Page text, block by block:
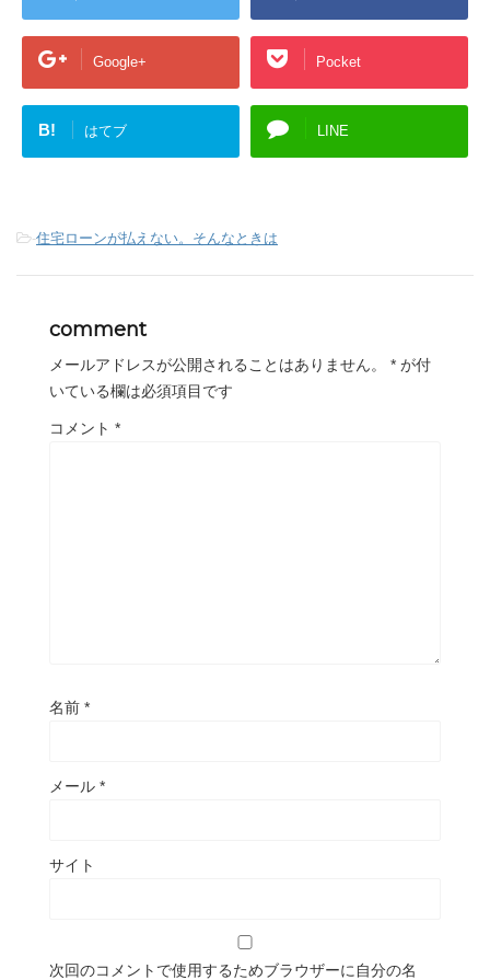
Google+ Pocket
B! はてブ LINE
-住宅ローンが払えない。そんなときは
comment
メールアドレスが公開されることはありません。 * が付
いている欄は必須項目です
コメント *
名前 *
メール *
サイト
次回のコメントで使用するためブラウザーに自分の名